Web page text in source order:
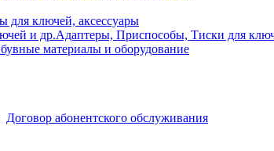
для ключей, аксессуары
Адаптеры, Приспособы, Тиски для
материалы и оборудование
Договор абонентского обслуживания